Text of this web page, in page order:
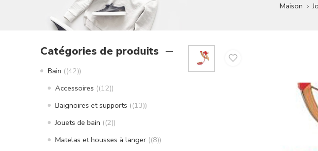
Maison
Catégories de produits
Bain (42)
Accessoires (12)
Baignoires et supports (13)
Jouets de bain (2)
Matelas et housses à langer (8)